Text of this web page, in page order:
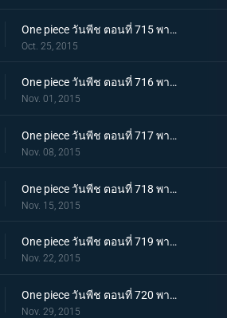
One piece วันพีช ตอนที่ 715 พากย์ไทย การดวลของลูกผู้ชาย! บทเพลงอาลัยรักของซินญอร์!
Oct. 25, 2015
One piece วันพีช ตอนที่ 716 พากย์ไทย ละอองดาวมรณะ! การโจมตีที่โหมกระหน่ำของไดอาเมนเต้!
Nov. 01, 2015
One piece วันพีช ตอนที่ 717 พากย์ไทย เทียโนบาสทาโด้! เคียรอสดาบสายฟ้าพิโรธ!
Nov. 08, 2015
One piece วันพีช ตอนที่ 718 พากย์ไทย ทะยานข้ามฟาก! แผนร้ายที่แยบยลของมนุษย์หินยักษ์พีก้า!
Nov. 15, 2015
One piece วันพีช ตอนที่ 719 พากย์ไทย พิฆาตกลางเวหา! โซโลระเบิดสุดยอดท่าไม้ตายลับใหม่!
Nov. 22, 2015
One piece วันพีช ตอนที่ 720 พากย์ไทย ลาก่อนนะเบลลามี่! หมัดแห่งการจากลา!
Nov. 29, 2015